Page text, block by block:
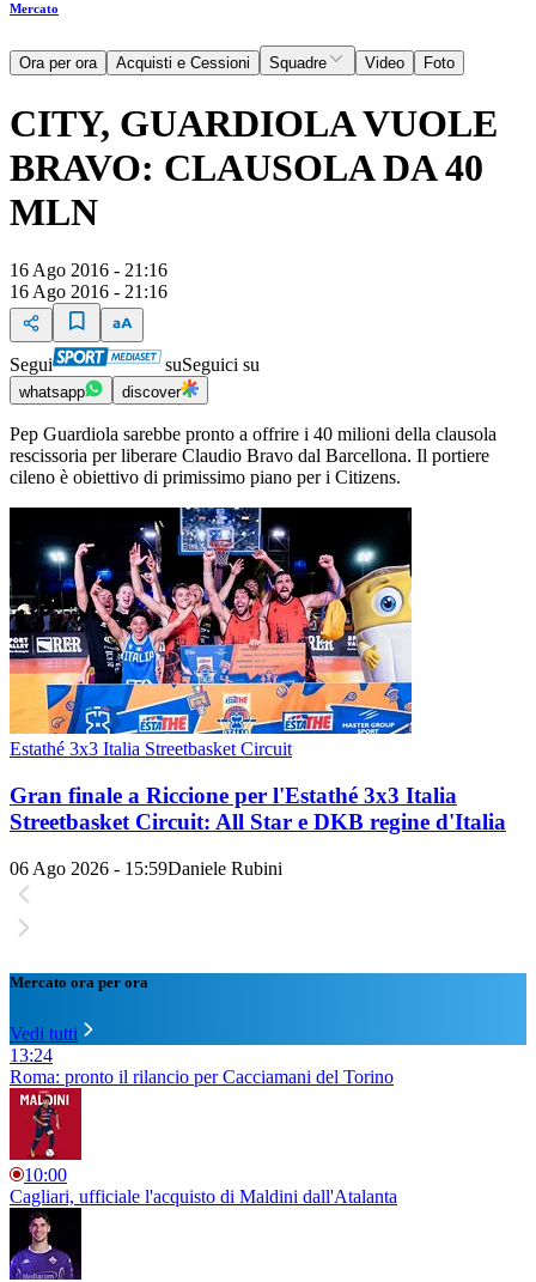
Mercato
Ora per ora Acquisti e Cessioni Squadre Video Foto
CITY, GUARDIOLA VUOLE
BRAVO: CLAUSOLA DA 40
MLN
16 Ago 2016 - 21:16
16 Ago 2016 - 21:16
Segui suSeguici su
whatsapp discover
Pep Guardiola sarebbe pronto a offrire i 40 milioni della clausola
rescissoria per liberare Claudio Bravo dal Barcellona. Il portiere
cileno è obiettivo di primissimo piano per i Citizens.
Estathé 3x3 Italia Streetbasket Circuit
Gran finale a Riccione per l'Estathé 3x3 Italia
Streetbasket Circuit: All Star e DKB regine d'Italia
06 Ago 2026 - 15:59Daniele Rubini
Mercato ora per ora
Vedi tutti
13:24
Roma: pronto il rilancio per Cacciamani del Torino
10:00
Cagliari, ufficiale l'acquisto di Maldini dall'Atalanta